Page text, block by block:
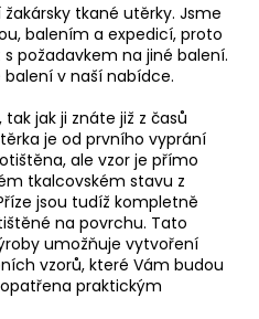
tkané utěrky. Jsme
balením a expedicí, proto
požadavkem na jiné balení.
balení v naší nabídce.
jak ji znáte již z časů
je od prvního vyprání
ale vzor je přímo
tkalcovském stavu z
jsou tudíž kompletně
na povrchu. Tato
umožňuje vytvoření
vzorů, které Vám budou
praktickým